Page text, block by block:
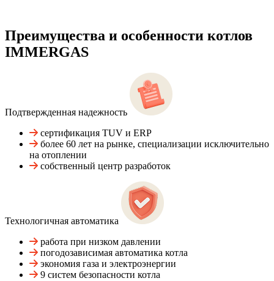
Преимущества и особенности котлов
IMMERGAS
Подтвержденная надежность
сертификация TUV и ERP
более 60 лет на рынке, специализации исключительно
на отоплении
собственный центр разработок
Технологичная автоматика
работа при низком давлении
погодозависимая автоматика котла
экономия газа и электроэнергии
9 систем безопасности котла